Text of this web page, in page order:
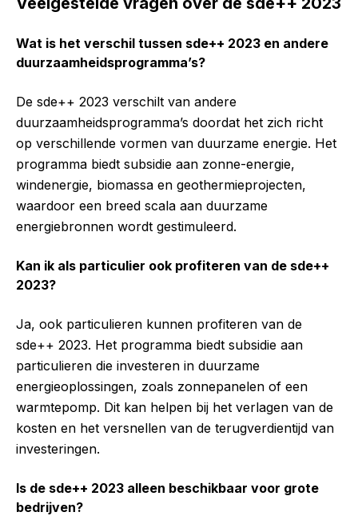
Wat is het verschil tussen sde++ 2023 en andere
duurzaamheidsprogramma’s?
De sde++ 2023 verschilt van andere
duurzaamheidsprogramma’s doordat het zich richt
op verschillende vormen van duurzame energie. Het
programma biedt subsidie aan zonne-energie,
windenergie, biomassa en geothermieprojecten,
waardoor een breed scala aan duurzame
energiebronnen wordt gestimuleerd.
Kan ik als particulier ook profiteren van de sde++
2023?
Ja, ook particulieren kunnen profiteren van de
sde++ 2023. Het programma biedt subsidie aan
particulieren die investeren in duurzame
energieoplossingen, zoals zonnepanelen of een
warmtepomp. Dit kan helpen bij het verlagen van de
kosten en het versnellen van de terugverdientijd van
investeringen.
Is de sde++ 2023 alleen beschikbaar voor grote
bedrijven?